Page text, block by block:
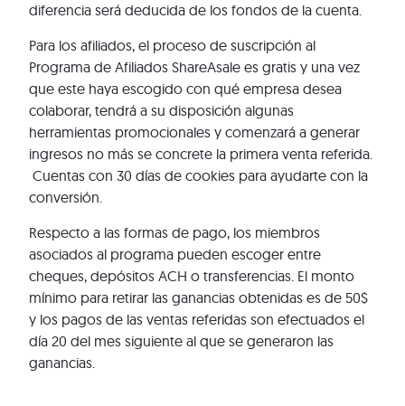
diferencia será deducida de los fondos de la cuenta.
Para los afiliados, el proceso de suscripción al
Programa de Afiliados ShareAsale es gratis y una vez
que este haya escogido con qué empresa desea
colaborar, tendrá a su disposición algunas
herramientas promocionales y comenzará a generar
ingresos no más se concrete la primera venta referida.
Cuentas con 30 días de cookies para ayudarte con la
conversión.
Respecto a las formas de pago, los miembros
asociados al programa pueden escoger entre
cheques, depósitos ACH o transferencias. El monto
mínimo para retirar las ganancias obtenidas es de 50$
y los pagos de las ventas referidas son efectuados el
día 20 del mes siguiente al que se generaron las
ganancias.